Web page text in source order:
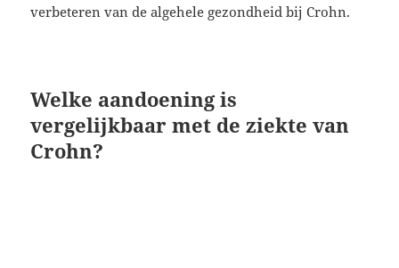
verbeteren van de algehele gezondheid bij Crohn.
Welke aandoening is
vergelijkbaar met de ziekte van
Crohn?